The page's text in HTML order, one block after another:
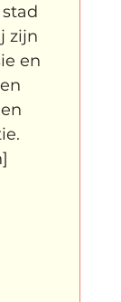
zijn
en